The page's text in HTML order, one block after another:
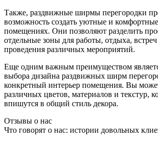
Также, раздвижные ширмы перегородки
возможность создать уютные и
помещениях. Они позволяют разделить
отдельные зоны для работы, отдыха,
проведения различных мероприятий.
Еще одним важным преимуществом
выбора дизайна раздвижных ширм
конкретный интерьер помещения. Вы
различных цветов, материалов и текстур,
впишутся в общий стиль декора.
Отзывы о нас
Что говорят о нас: истории довольных